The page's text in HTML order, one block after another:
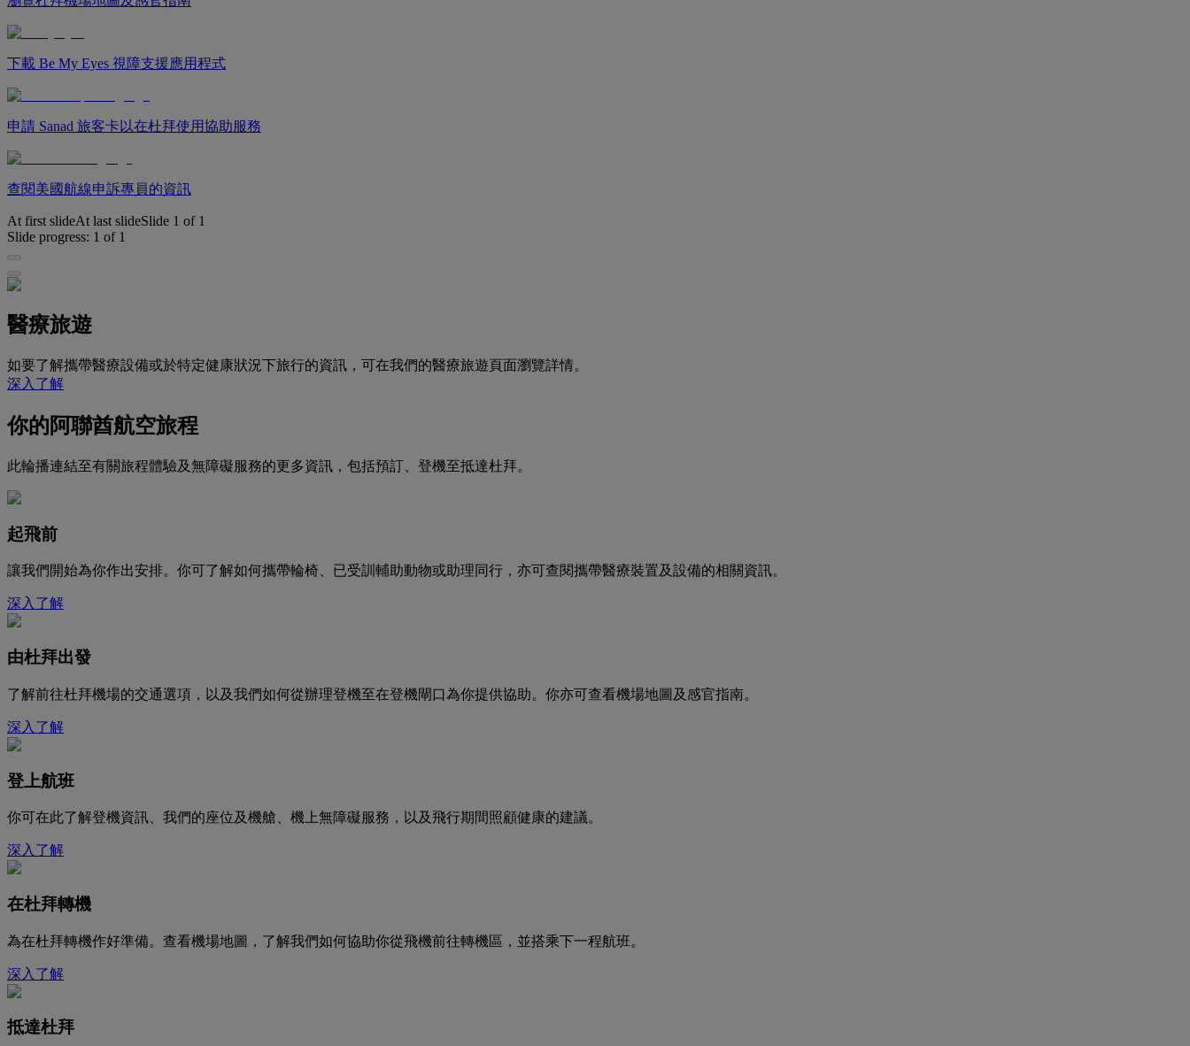
下載 Be My Eyes 視障支援應用程式
申請 Sanad 旅客卡以在杜拜使用協助服務
查閱美國航線申訴專員的資訊
At first slideAt last slideSlide 1 of 1
Slide progress: 1 of 1
醫療旅遊
如要了解攜帶醫療設備或於特定健康狀況下旅行的資訊，可在我們的醫療旅遊頁面瀏覽詳情。
深入了解
你的阿聯酋航空旅程
此輪播連結至有關旅程體驗及無障礙服務的更多資訊，包括預訂、登機至抵達杜拜。
起飛前
讓我們開始為你作出安排。你可了解如何攜帶輪椅、已受訓輔助動物或助理同行，亦可查閱攜帶醫療裝置及設備的相關資訊。
深入了解
由杜拜出發
了解前往杜拜機場的交通選項，以及我們如何從辦理登機至在登機閘口為你提供協助。你亦可查看機場地圖及感官指南。
深入了解
登上航班
你可在此了解登機資訊、我們的座位及機艙、機上無障礙服務，以及飛行期間照顧健康的建議。
深入了解
在杜拜轉機
為在杜拜轉機作好準備。查看機場地圖，了解我們如何協助你從飛機前往轉機區，並搭乘下一程航班。
深入了解
抵達杜拜